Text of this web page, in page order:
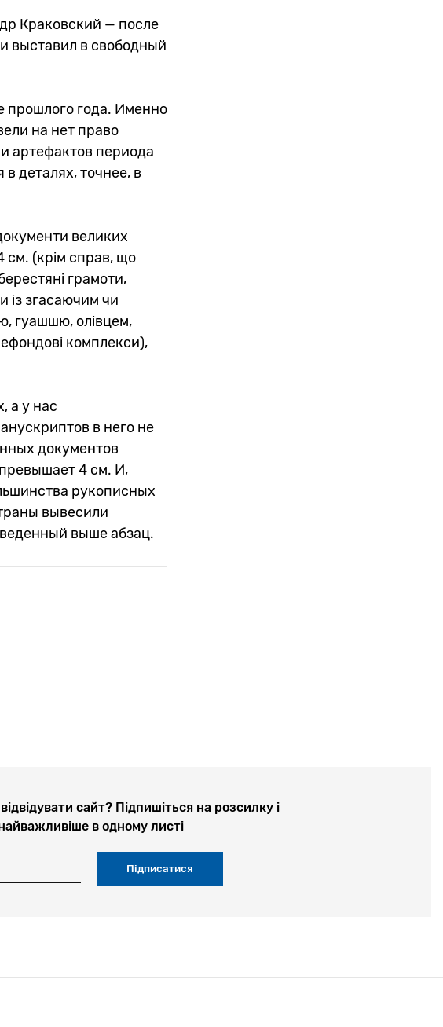
Краковский — после
выставил в свободный
прошлого года. Именно
на нет право
артефактов периода
деталях, точнее, в
великих
см. (крім справ, що
грамоти,
із згасаючим чи
гуашшю, олівцем,
комплекси),
а у нас
в него не
документов
4 см. И,
рукописных
вывесили
выше абзац.
сайт? Підпишіться на розсилку і
в одному листі